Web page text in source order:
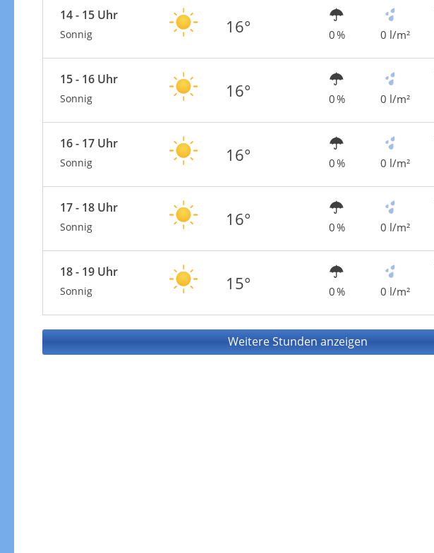
14 - 15 Uhr
Sonnig 16° 0 % 0 l/m²
15 - 16 Uhr
Sonnig 16° 0 % 0 l/m²
16 - 17 Uhr
Sonnig 16° 0 % 0 l/m²
17 - 18 Uhr
Sonnig 16° 0 % 0 l/m²
18 - 19 Uhr
Sonnig 15° 0 % 0 l/m²
Weitere Stunden anzeigen